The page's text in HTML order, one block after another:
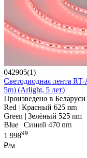
042905(1)
Светодиодная лента
5m) (Arlight, 5 лет)
Произведено в Беларуси
Red | Красный 625 nm
Green | Зелёный 525 nm
Blue | Синий 470 nm
1 99899
₽/м